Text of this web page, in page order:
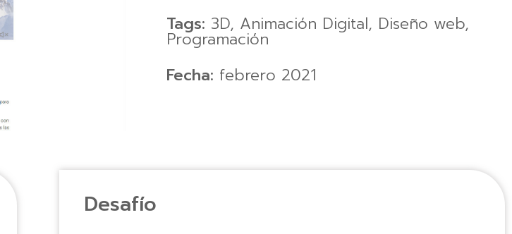
Tags: 3D, Animación Digital, Diseño web,
Programación
Fecha: febrero 2021
Desafío